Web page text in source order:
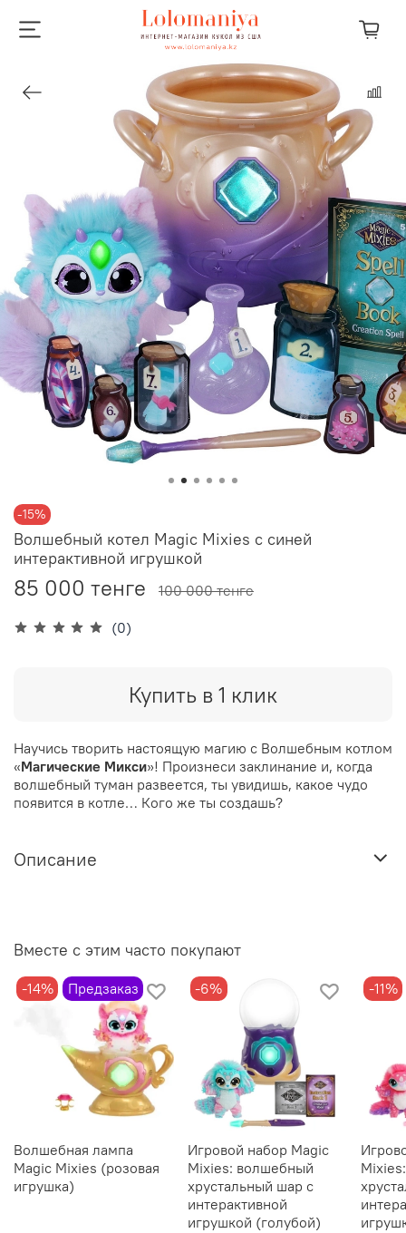
-15%
(0)
Волшебный котел Magic Mixies с синей
интерактивной игрушкой
85 000 тенге 100 000 тенге
Купить в 1 клик
Научись творить настоящую магию с Волшебным котлом
«Магические Микси»! Произнеси заклинание и, когда
волшебный туман развеется, ты увидишь, какое чудо
появится в котле… Кого же ты создашь?
Описание
Вместе с этим часто покупают
-14% Предзаказ
Волшебная лампа
Magic Mixies (розовая
игрушка)
-6%
Игровой набор Magic
Mixies: волшебный
хрустальный шар с
интерактивной
игрушкой (голубой)
-11%